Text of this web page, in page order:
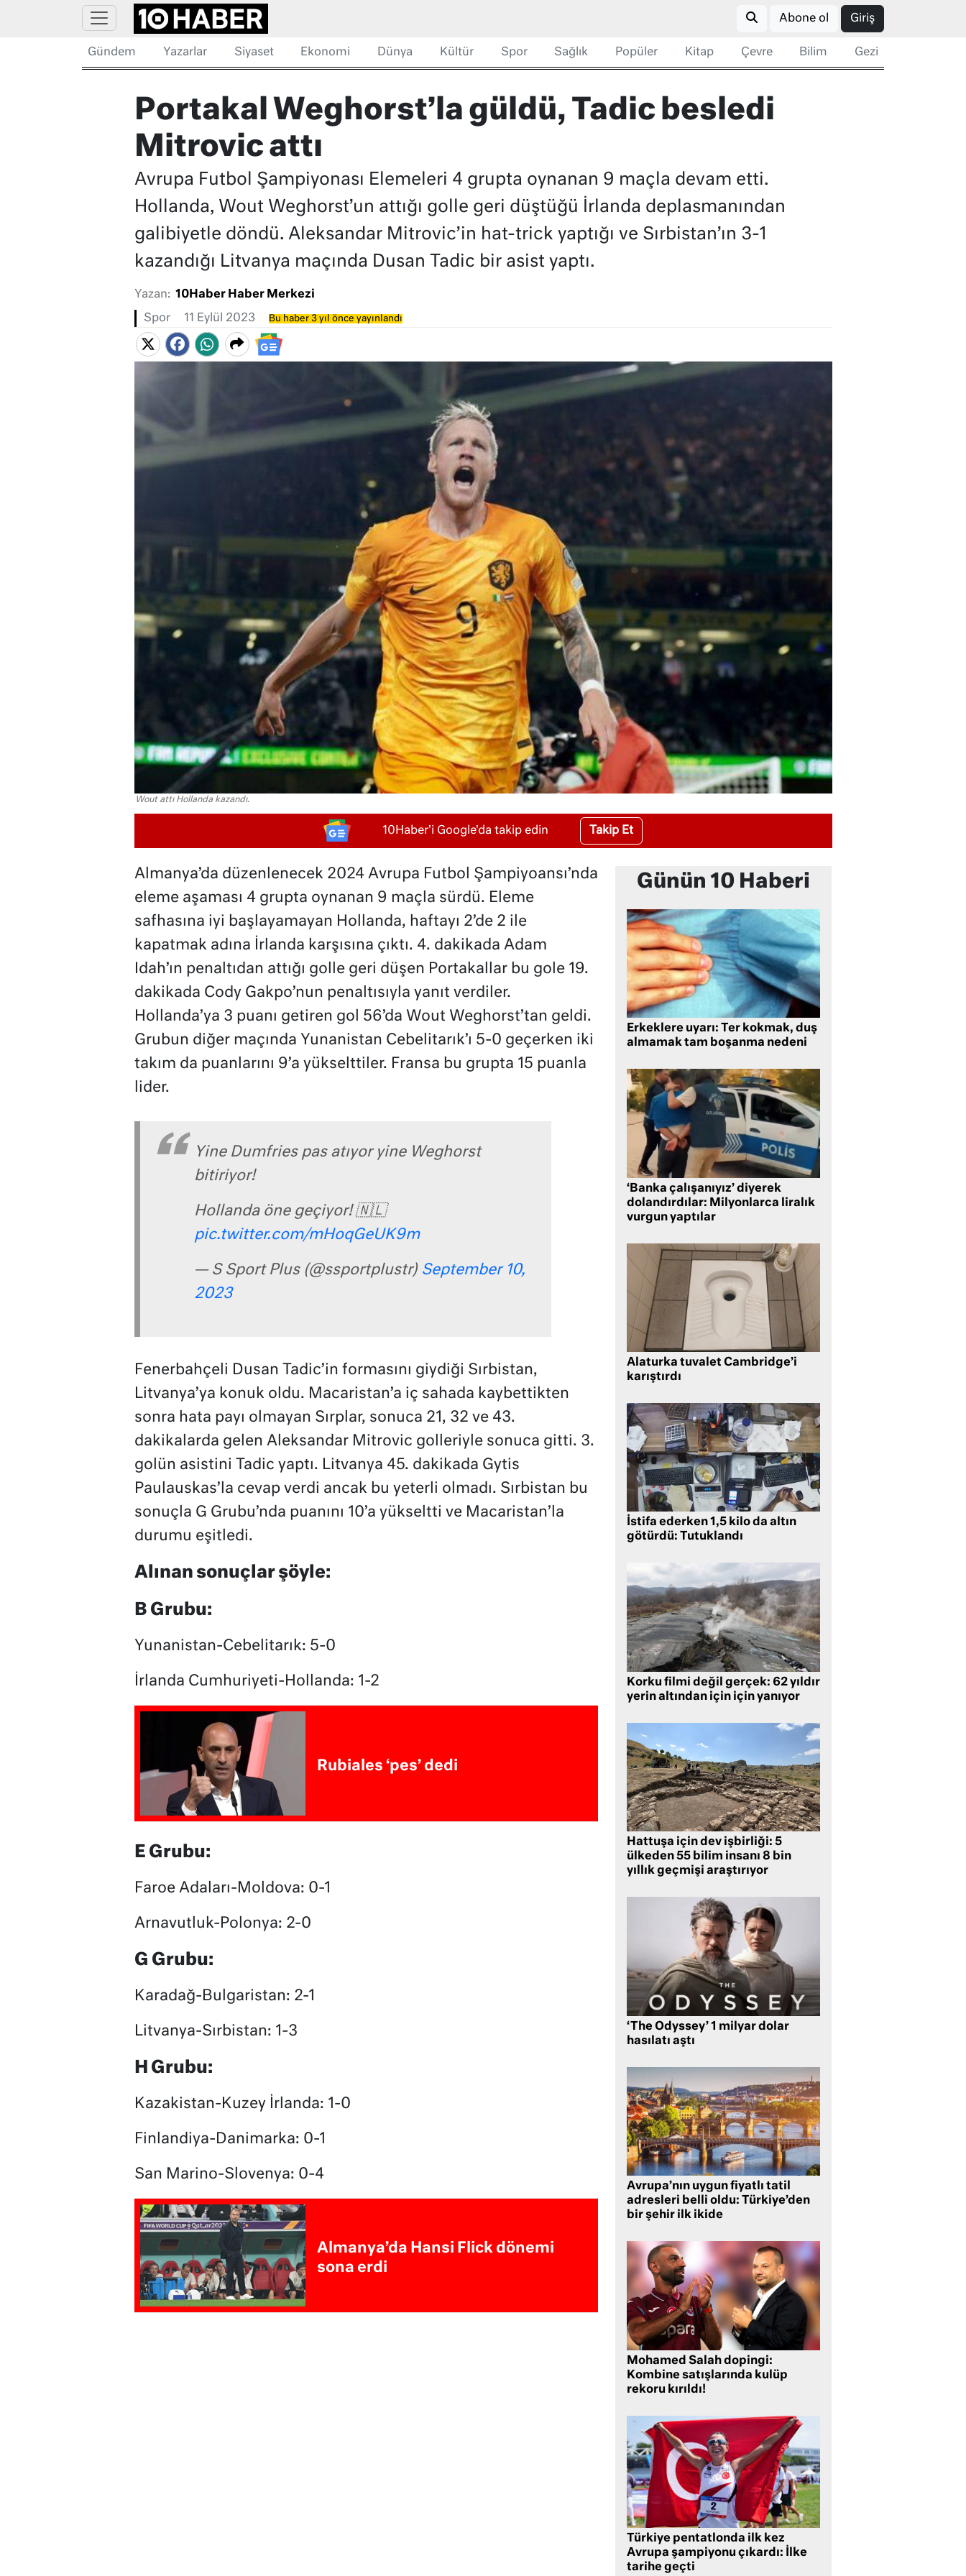
Abone ol Giriş
Gündem Yazarlar Siyaset Ekonomi Dünya Kültür Spor Sağlık Popüler Kitap Çevre Bilim Gezi
Portakal Weghorst’la güldü, Tadic besledi
Mitrovic attı
Avrupa Futbol Şampiyonası Elemeleri 4 grupta oynanan 9 maçla devam etti.
Hollanda, Wout Weghorst’un attığı golle geri düştüğü İrlanda deplasmanından
galibiyetle döndü. Aleksandar Mitrovic’in hat-trick yaptığı ve Sırbistan’ın 3-1
kazandığı Litvanya maçında Dusan Tadic bir asist yaptı.
Yazan: 10Haber Haber Merkezi
Spor 11 Eylül 2023 Bu haber 3 yıl önce yayınlandı
Wout attı Hollanda kazandı.
10Haber'i Google'da takip edin Takip Et
Almanya’da düzenlenecek 2024 Avrupa Futbol Şampiyoansı’nda
eleme aşaması 4 grupta oynanan 9 maçla sürdü. Eleme
safhasına iyi başlayamayan Hollanda, haftayı 2’de 2 ile
kapatmak adına İrlanda karşısına çıktı. 4. dakikada Adam
Idah’ın penaltıdan attığı golle geri düşen Portakallar bu gole 19.
dakikada Cody Gakpo’nun penaltısıyla yanıt verdiler.
Hollanda’ya 3 puanı getiren gol 56’da Wout Weghorst’tan geldi.
Grubun diğer maçında Yunanistan Cebelitarık’ı 5-0 geçerken iki
takım da puanlarını 9’a yükselttiler. Fransa bu grupta 15 puanla
lider.
Yine Dumfries pas atıyor yine Weghorst
bitiriyor!
Hollanda öne geçiyor! 🇳🇱
pic.twitter.com/mHoqGeUK9m
— S Sport Plus (@ssportplustr) September 10,
2023
Fenerbahçeli Dusan Tadic’in formasını giydiği Sırbistan,
Litvanya’ya konuk oldu. Macaristan’a iç sahada kaybettikten
sonra hata payı olmayan Sırplar, sonuca 21, 32 ve 43.
dakikalarda gelen Aleksandar Mitrovic golleriyle sonuca gitti. 3.
golün asistini Tadic yaptı. Litvanya 45. dakikada Gytis
Paulauskas’la cevap verdi ancak bu yeterli olmadı. Sırbistan bu
sonuçla G Grubu’nda puanını 10’a yükseltti ve Macaristan’la
durumu eşitledi.
Alınan sonuçlar şöyle:
B Grubu:
Yunanistan-Cebelitarık: 5-0
İrlanda Cumhuriyeti-Hollanda: 1-2
Rubiales ‘pes’ dedi
E Grubu:
Faroe Adaları-Moldova: 0-1
Arnavutluk-Polonya: 2-0
G Grubu:
Karadağ-Bulgaristan: 2-1
Litvanya-Sırbistan: 1-3
H Grubu:
Kazakistan-Kuzey İrlanda: 1-0
Finlandiya-Danimarka: 0-1
San Marino-Slovenya: 0-4
Almanya’da Hansi Flick dönemi
sona erdi
Günün 10 Haberi
Erkeklere uyarı: Ter kokmak, duş
almamak tam boşanma nedeni
‘Banka çalışanıyız’ diyerek
dolandırdılar: Milyonlarca liralık
vurgun yaptılar
Alaturka tuvalet Cambridge’i
karıştırdı
İstifa ederken 1,5 kilo da altın
götürdü: Tutuklandı
Korku filmi değil gerçek: 62 yıldır
yerin altından için için yanıyor
Hattuşa için dev işbirliği: 5
ülkeden 55 bilim insanı 8 bin
yıllık geçmişi araştırıyor
‘The Odyssey’ 1 milyar dolar
hasılatı aştı
Avrupa’nın uygun fiyatlı tatil
adresleri belli oldu: Türkiye’den
bir şehir ilk ikide
Mohamed Salah dopingi:
Kombine satışlarında kulüp
rekoru kırıldı!
Türkiye pentatlonda ilk kez
Avrupa şampiyonu çıkardı: İlke
tarihe geçti